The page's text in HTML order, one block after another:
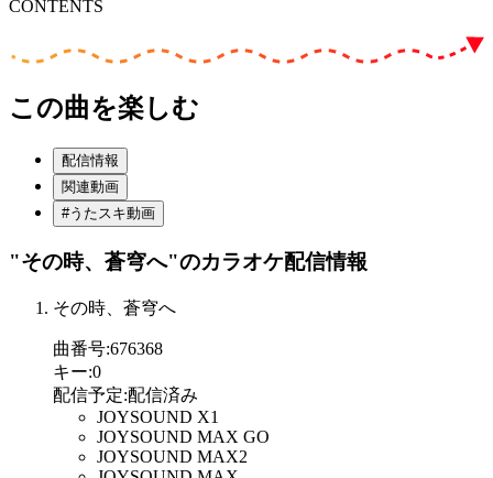
CONTENTS
この曲を楽しむ
配信情報
関連動画
#うたスキ動画
"その時、蒼穹へ"のカラオケ配信情報
その時、蒼穹へ
曲番号:676368
キー:0
配信予定:配信済み
JOYSOUND X1
JOYSOUND MAX GO
JOYSOUND MAX2